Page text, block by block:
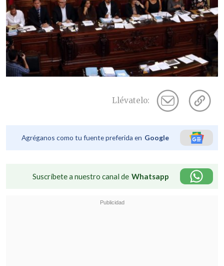
Llévatelo:
Agréganos como tu fuente preferida en Google
Suscríbete a nuestro canal de Whatsapp